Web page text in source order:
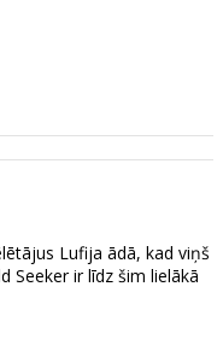
Lufija ādā, kad viņš
Seeker ir līdz šim lielākā